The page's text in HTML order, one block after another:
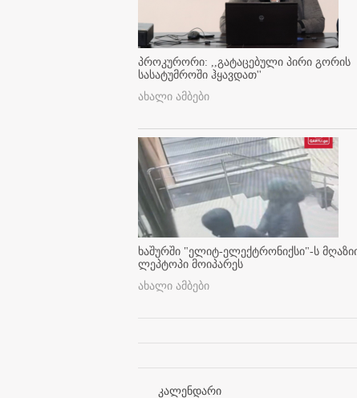
პროკურორი: ,,გატაცებული პირი გორის
სასატუმროში ჰყავდათ''
ახალი ამბები
ხაშურში "ელიტ-ელექტრონიქსი"-ს
ლეპტოპი მოიპარეს
ახალი ამბები
კალენდარი